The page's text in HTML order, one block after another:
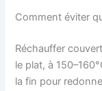
Comment éviter
Réchauffer
le plat, à
la fin pour